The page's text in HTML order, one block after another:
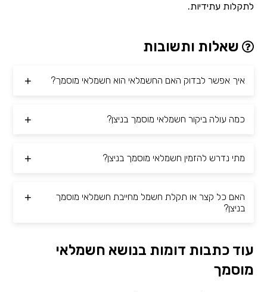
לתקלות עתידיות.
שאלות ותשובות
איך אפשר לבדוק האם החשמלאי הוא חשמלאי מוסמך?
כמה עולה ביקור חשמלאי מוסמך בניצן?
מתי נדרש להזמין חשמלאי מוסמך בניצן?
האם כל קצר או תקלת חשמל מחייבת חשמלאי מוסמך
בניצן?
עוד כתבות דומות בנושא חשמלאי
מוסמך